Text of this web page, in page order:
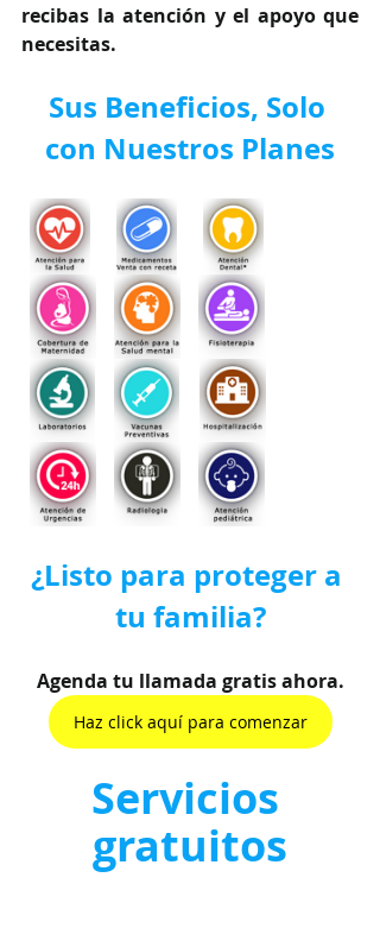
recibas la atención y el apoyo que
necesitas.
Sus Beneficios, Solo
con Nuestros Planes
¿Listo para proteger a
tu familia?
Agenda tu llamada gratis ahora.
Haz click aquí para comenzar
Servicios
gratuitos